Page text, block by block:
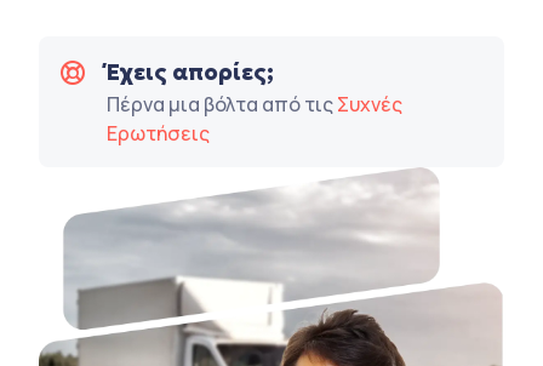
Έχεις απορίες;
Πέρνα μια βόλτα από τιςΣυχνές
Ερωτήσεις